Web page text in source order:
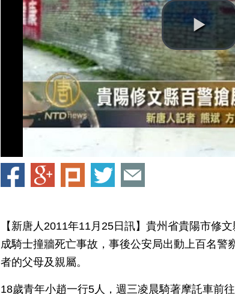
【新唐人2011年11月25日訊】貴州省貴陽市修
成騎士撞牆死亡事故，事後公安局出動上百名警
者的父母及親屬。
18歲青年小趙一行5人，週三凌晨騎著摩託車前